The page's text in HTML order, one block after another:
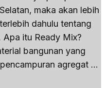
maka akan lebih
dahulu tentang
itu Ready Mix?
bangunan yang
agregat …